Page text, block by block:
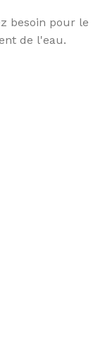
besoin pour le
de l'eau.